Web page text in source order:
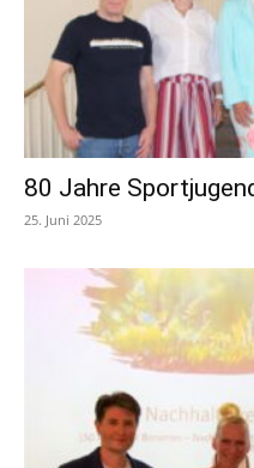
80 Jahre
25. Juni 2025